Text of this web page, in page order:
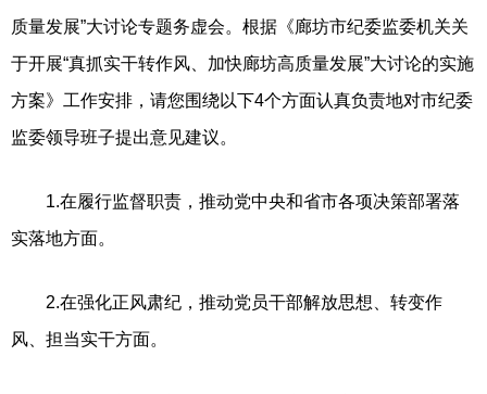
质量发展”大讨论专题务虚会。根据《廊坊市纪委监委机关关
于开展“真抓实干转作风、加快廊坊高质量发展”大讨论的实施
方案》工作安排，请您围绕以下4个方面认真负责地对市纪委
监委领导班子提出意见建议。
1.在履行监督职责，推动党中央和省市各项决策部署落
实落地方面。
2.在强化正风肃纪，推动党员干部解放思想、转变作
风、担当实干方面。